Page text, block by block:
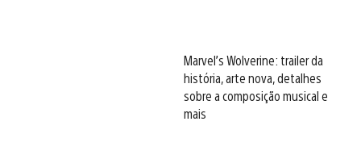
Marvel’s Wolverine: trailer da
história, arte nova, detalhes
sobre a composição musical e
mais